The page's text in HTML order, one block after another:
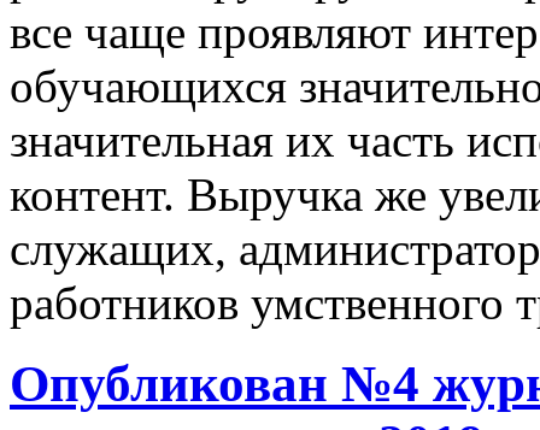
все чаще проявляют
обучающихся
значительная их часть
контент. Выручка же
служащих,
работников умственного
Опубликован №4